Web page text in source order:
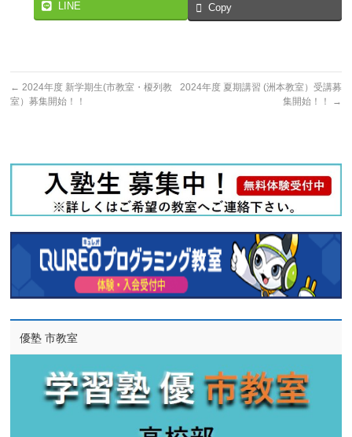
LINE Copy
← 2024年度 新学期生(市教室・榎列教
室）募集開始！！
2024年度 夏期講習 (洲本教室）受講募
集開始！！
→
優塾 市教室